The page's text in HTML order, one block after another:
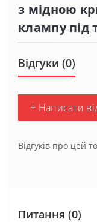
з мідною
клампу під
Відгуки (0)
+ Написати
Відгуків про цей
Питання (0)